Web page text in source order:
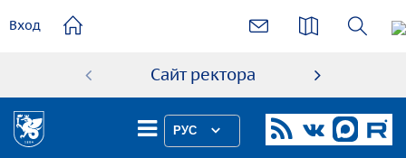
содержанию
Вход
Сайт ректора
РУС